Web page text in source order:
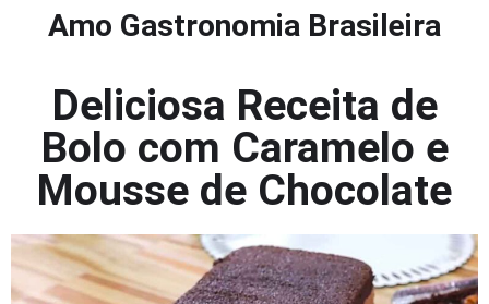
Amo Gastronomia Brasileira
Deliciosa Receita de
Bolo com Caramelo e
Mousse de Chocolate